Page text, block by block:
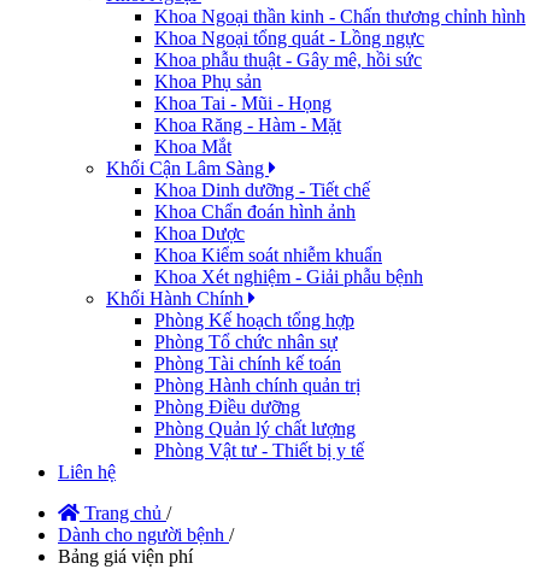
Khoa Ngoại thần kinh - Chấn thương chỉnh hình
Khoa Ngoại tổng quát - Lồng ngực
Khoa phẫu thuật - Gây mê, hồi sức
Khoa Phụ sản
Khoa Tai - Mũi - Họng
Khoa Răng - Hàm - Mặt
Khoa Mắt
Khối Cận Lâm Sàng
Khoa Dinh dưỡng - Tiết chế
Khoa Chẩn đoán hình ảnh
Khoa Dược
Khoa Kiểm soát nhiễm khuẩn
Khoa Xét nghiệm - Giải phẫu bệnh
Khối Hành Chính
Phòng Kế hoạch tổng hợp
Phòng Tổ chức nhân sự
Phòng Tài chính kế toán
Phòng Hành chính quản trị
Phòng Điều dưỡng
Phòng Quản lý chất lượng
Phòng Vật tư - Thiết bị y tế
Liên hệ
Trang chủ /
Dành cho người bệnh /
Bảng giá viện phí